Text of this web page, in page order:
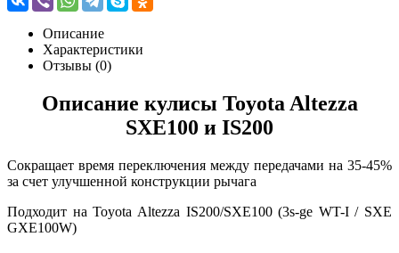
Описание
Характеристики
Отзывы (0)
Описание кулисы Toyota Altezza
SXE100 и IS200
Сокращает время переключения между передачами на 35-45%
за счет улучшенной конструкции рычага
Подходит на Toyota Altezza IS200/SXE100 (3s-ge WT-I / SXE
GXE100W)